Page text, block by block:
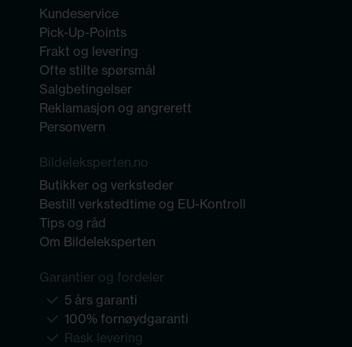
Kundeservice
Pick-Up-Points
Frakt og levering
Ofte stilte spørsmål
Salgbetingelser
Reklamasjon og angrerett
Personvern
Bildeleksperten.no
Butikker og verksteder
Bestill verkstedtime og EU-Kontroll
Tips og råd
Om Bildeleksperten
Garantier og fordeler
5 års garanti
100% fornøydgaranti
Rask levering